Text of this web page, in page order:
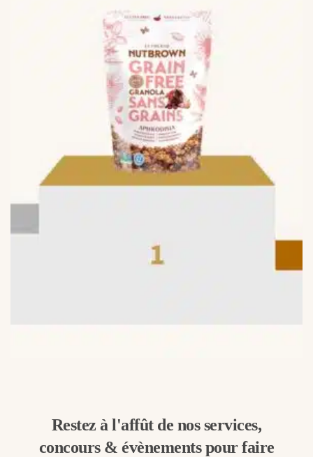
Restez à l'affût de nos services,
concours & évènements pour faire